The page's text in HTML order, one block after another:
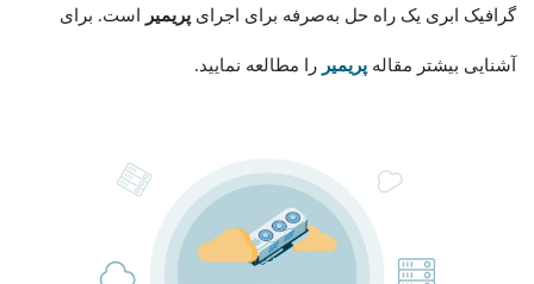
گرافیک ابری یک راه حل به‌صرفه برای اجرای پریمیر است. برای
آشنایی بیشتر مقاله پریمیر را مطالعه نمایید.